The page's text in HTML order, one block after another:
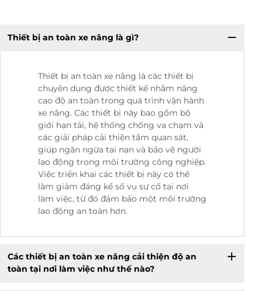
Thiết bị an toàn xe nâng là gì?
Thiết bị an toàn xe nâng là các thiết bị
chuyên dụng được thiết kế nhằm nâng
cao độ an toàn trong quá trình vận hành
xe nâng. Các thiết bị này bao gồm bộ
giới hạn tải, hệ thống chống va chạm và
các giải pháp cải thiện tầm quan sát,
giúp ngăn ngừa tai nạn và bảo vệ người
lao động trong môi trường công nghiệp.
Việc triển khai các thiết bị này có thể
làm giảm đáng kể số vụ sự cố tại nơi
làm việc, từ đó đảm bảo một môi trường
lao động an toàn hơn.
Các thiết bị an toàn xe nâng cải thiện độ an
toàn tại nơi làm việc như thế nào?